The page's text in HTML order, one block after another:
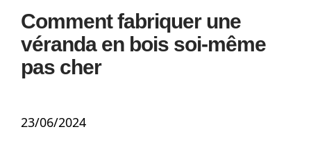
Comment fabriquer une
véranda en bois soi-même
pas cher
23/06/2024